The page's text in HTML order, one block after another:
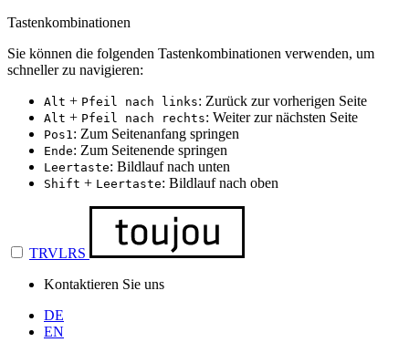
Tastenkombinationen
Sie können die folgenden Tastenkombinationen verwenden, um
schneller zu navigieren:
Alt + Pfeil nach links: Zurück zur vorherigen Seite
Alt + Pfeil nach rechts: Weiter zur nächsten Seite
Pos1: Zum Seitenanfang springen
Ende: Zum Seitenende springen
Leertaste: Bildlauf nach unten
Shift + Leertaste: Bildlauf nach oben
TRVLRS
Kontaktieren Sie uns
DE
EN